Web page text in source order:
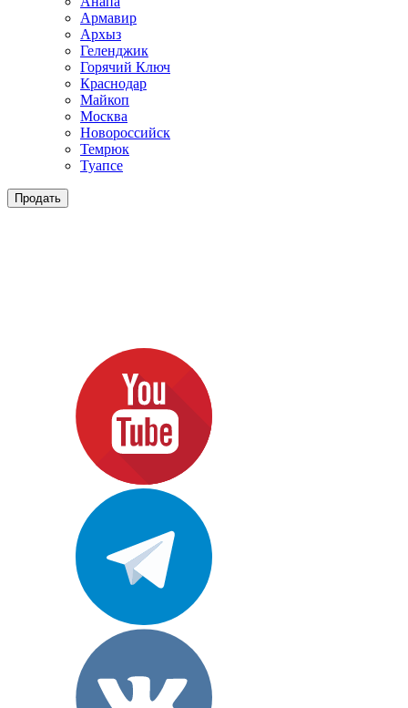
Армавир
Архыз
Геленджик
Горячий Ключ
Краснодар
Майкоп
Москва
Новороссийск
Темрюк
Туапсе
Продать